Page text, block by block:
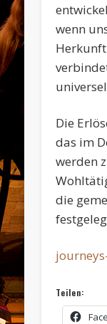
wenn
Die
das im
werden
die
Teilen: